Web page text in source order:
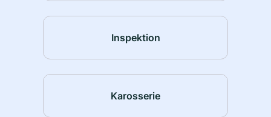
Inspektion
Karosserie